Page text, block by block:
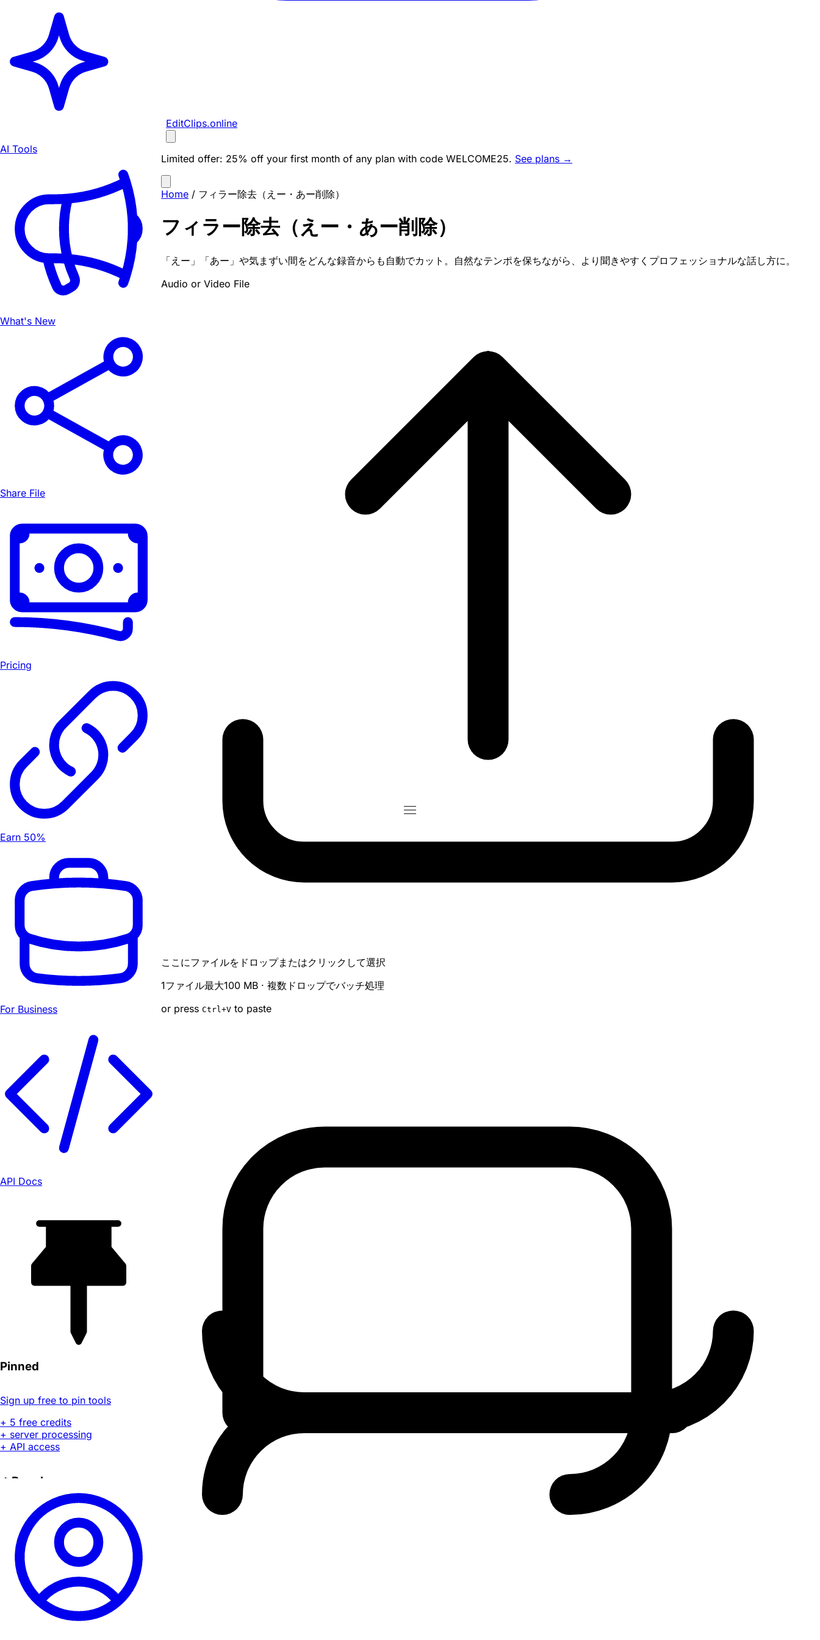
AI Tools
What's New
Share File
Pricing
Earn 50%
For Business
API Docs
Pinned
Sign up free to pin tools
+ 5 free credits
+ server processing
+ API access
🔥 Popular
EditClips.online
Limited offer: 25% off your first month of any plan with code WELCOME25. See plans →
Home / フィラー除去（えー・あー削除）
フィラー除去（えー・あー削除）
「えー」「あー」や気まずい間をどんな録音からも自動でカット。自然なテンポを保ちながら、より聞きやすくプロフェッショナルな話し方に。
Audio or Video File
ここにファイルをドロップまたはクリックして選択
1ファイル最大100 MB · 複数ドロップでバッチ処理
or press Ctrl +V to paste